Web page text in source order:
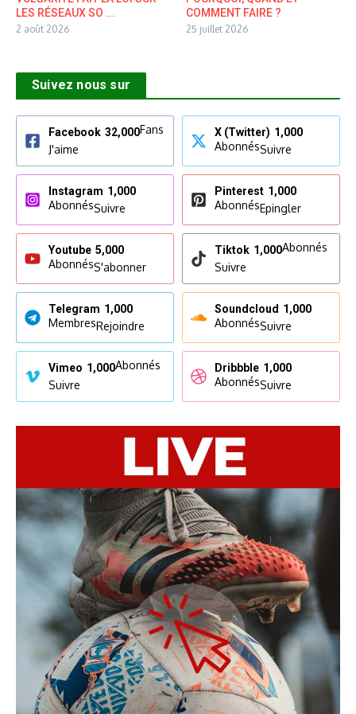
LES RÉSEAUX SO ...
2 août 2026
COMMENT FAIRE ?
25 juillet 2026
Suivez nous sur
Facebook 32,000Fans
J'aime
X (Twitter) 1,000
AbonnésSuivre
Instagram 1,000
AbonnésSuivre
Pinterest 1,000
AbonnésEpingler
Youtube 5,000
AbonnésS'abonner
Tiktok 1,000Abonnés
Suivre
Telegram 1,000
MembresRejoindre
Soundcloud 1,000
AbonnésSuivre
Vimeo 1,000Abonnés
Suivre
Dribbble 1,000
AbonnésSuivre